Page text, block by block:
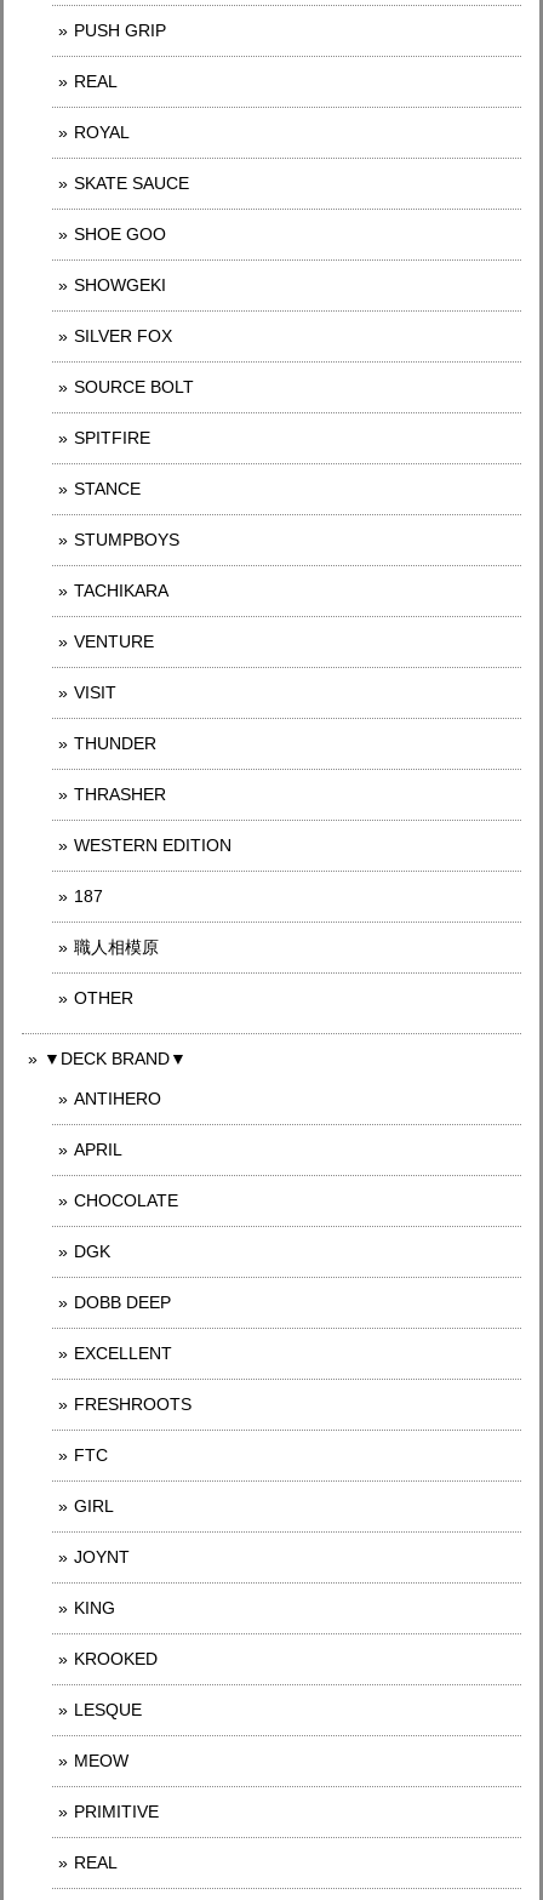
PUSH GRIP
REAL
ROYAL
SKATE SAUCE
SHOE GOO
SHOWGEKI
SILVER FOX
SOURCE BOLT
SPITFIRE
STANCE
STUMPBOYS
TACHIKARA
VENTURE
VISIT
THUNDER
THRASHER
WESTERN EDITION
187
職人相模原
OTHER
▼DECK BRAND▼
ANTIHERO
APRIL
CHOCOLATE
DGK
DOBB DEEP
EXCELLENT
FRESHROOTS
FTC
GIRL
JOYNT
KING
KROOKED
LESQUE
MEOW
PRIMITIVE
REAL